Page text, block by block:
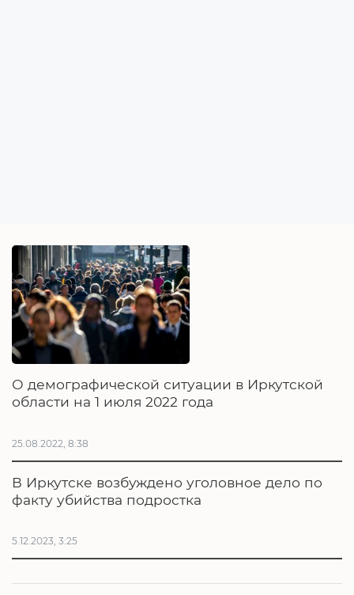
О демографической ситуации в Иркутской
области на 1 июля 2022 года
25.08.2022, 8:38
В Иркутске возбуждено уголовное дело по
факту убийства подростка
5.12.2023, 3:25